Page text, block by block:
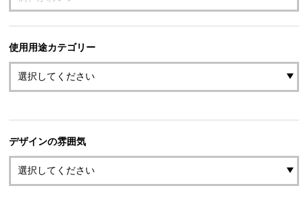
使用用途カテゴリー
デザインの雰囲気